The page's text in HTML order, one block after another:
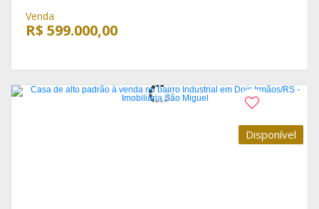
Venda
R$ 599.000,00
Disponível